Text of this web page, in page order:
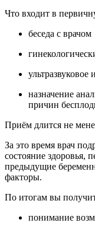
Что входит в
беседа с врачом
назначение
причин
Приём длится не
За это время врач
состояние здоровья,
предыдущие
факторы.
По итогам вы
понимание